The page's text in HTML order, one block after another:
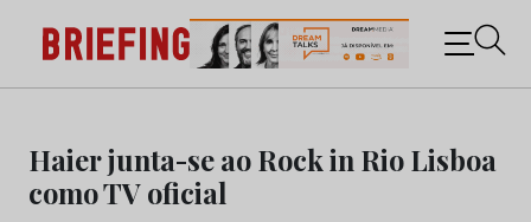
content
Briefing: Todas as notícias sobre os negócios do
Marketing e da Publicidade
Haier junta-se ao Rock in Rio Lisboa
como TV oficial